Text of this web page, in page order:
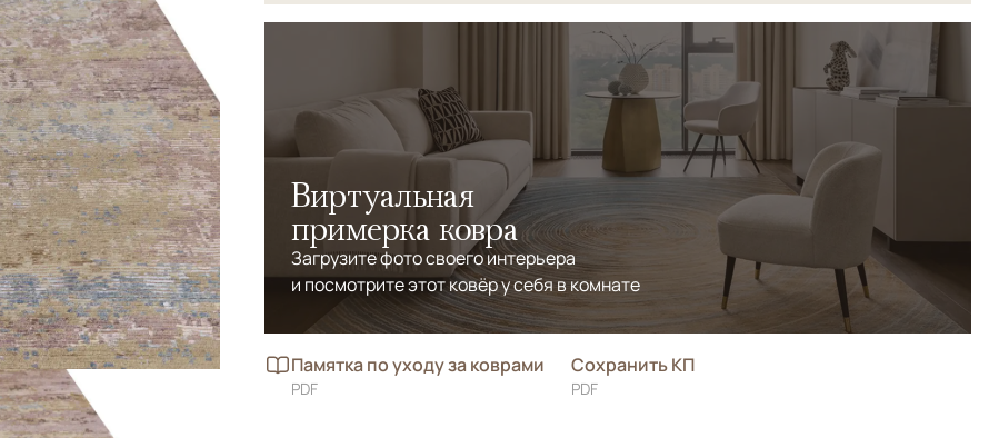
Виртуальная
примерка ковра
Загрузите фото своего интерьера
и посмотрите этот ковёр у себя в комнате
Памятка по уходу за коврами
PDF
Сохранить КП
PDF